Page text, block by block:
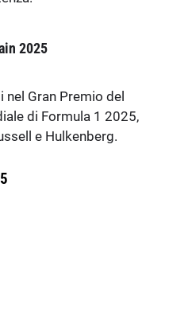
2025
Gran Premio del
di Formula 1 2025,
e Hulkenberg.